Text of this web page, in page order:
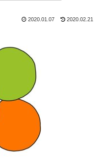
2020.01.07 2020.02.21